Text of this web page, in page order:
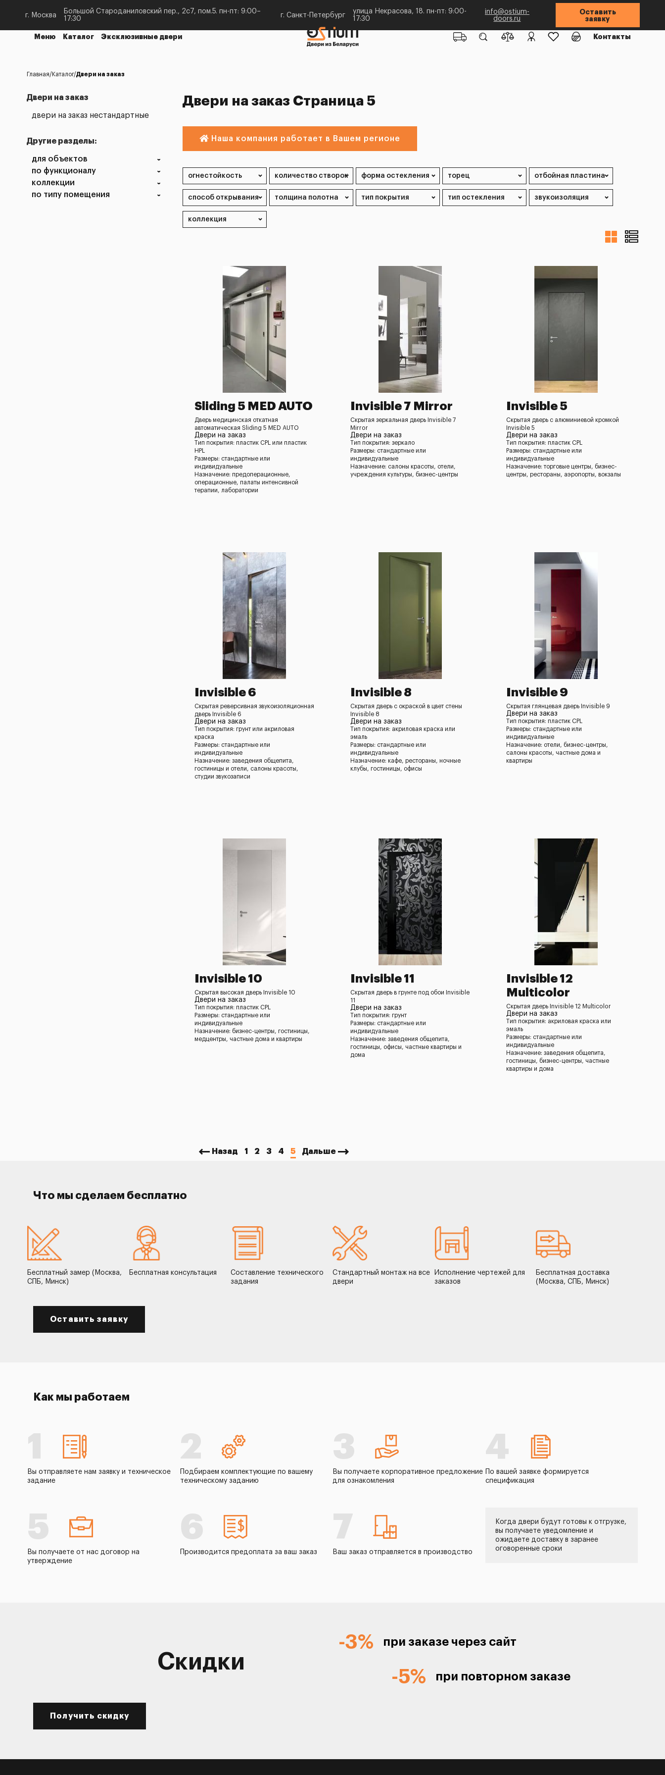
г. Москва
Большой Староданиловский пер., 2с7, пом.5. пн-пт: 9:00–
17:30
г. Санкт-Петербург
улица Некрасова, 18. пн-пт: 9:00-
17:30
info@ostium-
doors.ru
Оставить
заявку
Меню Каталог Эксклюзивные двери Контакты
Главная Каталог Двери на заказ
Двери на заказ
двери на заказ нестандартные
Другие разделы:
для объектов
по функционалу
коллекции
по типу помещения
Двери на заказ Страница 5
Наша компания работает в Вашем регионе
Sliding 5 MED AUTO
Дверь медицинская откатная
автоматическая Sliding 5 MED AUTO
Двери на заказ
Тип покрытия: пластик CPL или пластик
HPL
Размеры: стандартные или
индивидуальные
Назначение: предоперационные,
операционные, палаты интенсивной
терапии, лаборатории
Invisible 7 Mirror
Скрытая зеркальная дверь Invisible 7
Mirror
Двери на заказ
Тип покрытия: зеркало
Размеры: стандартные или
индивидуальные
Назначение: салоны красоты, отели,
учреждения культуры, бизнес-центры
Invisible 5
Скрытая дверь с алюминиевой кромкой
Invisible 5
Двери на заказ
Тип покрытия: пластик CPL
Размеры: стандартные или
индивидуальные
Назначение: торговые центры, бизнес-
центры, рестораны, аэропорты, вокзалы
Invisible 6
Скрытая реверсивная звукоизоляционная
дверь Invisible 6
Двери на заказ
Тип покрытия: грунт или акриловая
краска
Размеры: стандартные или
индивидуальные
Назначение: заведения общепита,
гостиницы и отели, салоны красоты,
студии звукозаписи
Invisible 8
Скрытая дверь с окраской в цвет стены
Invisible 8
Двери на заказ
Тип покрытия: акриловая краска или
эмаль
Размеры: стандартные или
индивидуальные
Назначение: кафе, рестораны, ночные
клубы, гостиницы, офисы
Invisible 9
Скрытая глянцевая дверь Invisible 9
Двери на заказ
Тип покрытия: пластик CPL
Размеры: стандартные или
индивидуальные
Назначение: отели, бизнес-центры,
салоны красоты, частные дома и
квартиры
Invisible 10
Скрытая высокая дверь Invisible 10
Двери на заказ
Тип покрытия: пластик CPL
Размеры: стандартные или
индивидуальные
Назначение: бизнес-центры, гостиницы,
медцентры, частные дома и квартиры
Invisible 11
Скрытая дверь в грунте под обои Invisible
11
Двери на заказ
Тип покрытия: грунт
Размеры: стандартные или
индивидуальные
Назначение: заведения общепита,
гостиницы, офисы, частные квартиры и
дома
Invisible 12
Multicolor
Скрытая дверь Invisible 12 Multicolor
Двери на заказ
Тип покрытия: акриловая краска или
эмаль
Размеры: стандартные или
индивидуальные
Назначение: заведения общепита,
гостиницы, бизнес-центры, частные
квартиры и дома
Назад 1 2 3 4 5 Дальше
Что мы сделаем бесплатно
Бесплатный замер (Москва,
СПБ, Минск)
Бесплатная консультация
Составление технического
задания
Стандартный монтаж на все
двери
Исполнение чертежей для
заказов
Бесплатная доставка
(Москва, СПБ, Минск)
Оставить заявку
Как мы работаем
1
Вы отправляете нам заявку и техническое
задание
2
Подбираем комплектующие по вашему
техническому заданию
3
Вы получаете корпоративное предложение
для ознакомления
4
По вашей заявке формируется
спецификация
5
Вы получаете от нас договор на
утверждение
6
Производится предоплата за ваш заказ
7
Ваш заказ отправляется в производство
Когда двери будут готовы к отгрузке,
вы получаете уведомление и
ожидаете доставку в заранее
оговоренные сроки
Скидки
-3% при заказе через сайт
-5% при повторном заказе
Получить скидку